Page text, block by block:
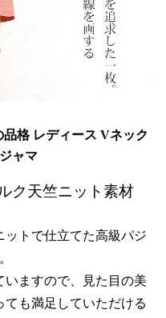
格 レディース Vネック
ャマ
ク天竺ニット素材
トで仕立てた高級パジ
ますので、見た目の美
ても満足していただける